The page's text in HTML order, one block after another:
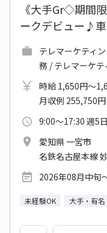
《大手Gr◇期間
ークデビュー♪車
テレマーケティ
務 / テレマーケテ
時給 1,650円～
月収例 255,750円
9:00～17:30 週5日
愛知県 一宮市
名鉄名古屋本線
2026年08月中旬
未経験OK 大手・有名